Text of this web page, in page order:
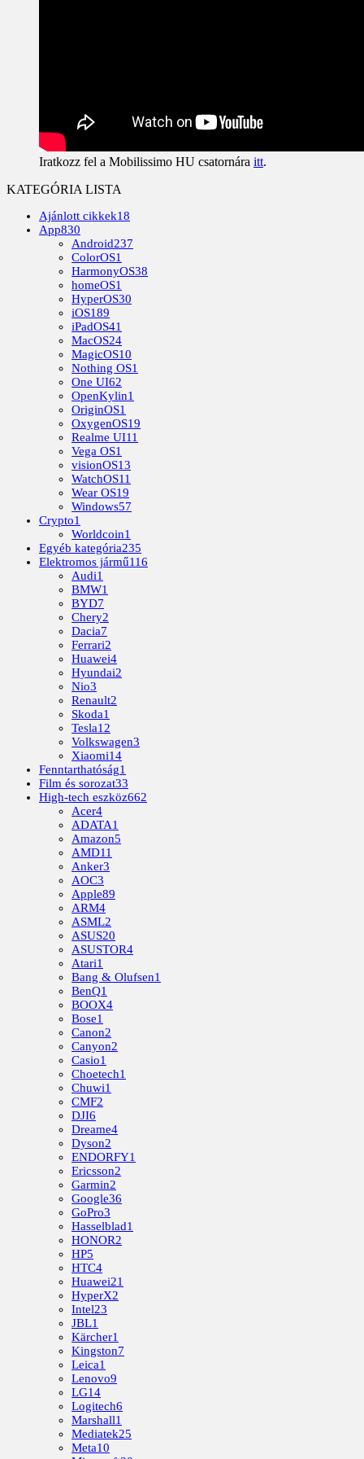
Iratkozz fel a Mobilissimo HU csatornára itt.
KATEGÓRIA LISTA
Ajánlott cikkek18
App830
Android237
ColorOS1
HarmonyOS38
homeOS1
HyperOS30
iOS189
iPadOS41
MacOS24
MagicOS10
Nothing OS1
One UI62
OpenKylin1
OriginOS1
OxygenOS19
Realme UI11
Vega OS1
visionOS13
WatchOS11
Wear OS19
Windows57
Crypto1
Worldcoin1
Egyéb kategória235
Elektromos jármű116
Audi1
BMW1
BYD7
Chery2
Dacia7
Ferrari2
Huawei4
Hyundai2
Nio3
Renault2
Skoda1
Tesla12
Volkswagen3
Xiaomi14
Fenntarthatóság1
Film és sorozat33
High-tech eszköz662
Acer4
ADATA1
Amazon5
AMD11
Anker3
AOC3
Apple89
ARM4
ASML2
ASUS20
ASUSTOR4
Atari1
Bang & Olufsen1
BenQ1
BOOX4
Bose1
Canon2
Canyon2
Casio1
Choetech1
Chuwi1
CMF2
DJI6
Dreame4
Dyson2
ENDORFY1
Ericsson2
Garmin2
Google36
GoPro3
Hasselblad1
HONOR2
HP5
HTC4
Huawei21
HyperX2
Intel23
JBL1
Kärcher1
Kingston7
Leica1
Lenovo9
LG14
Logitech6
Marshall1
Mediatek25
Meta10